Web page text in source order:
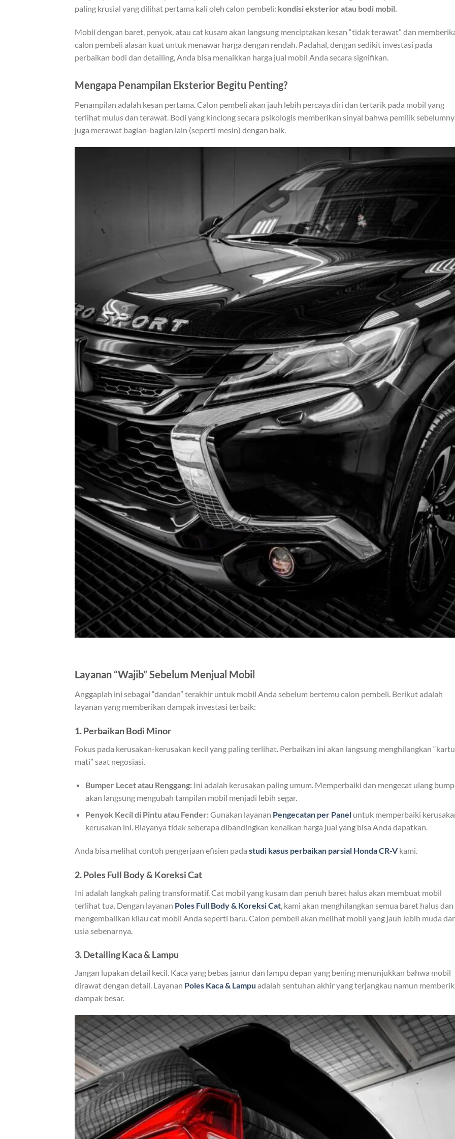
paling krusial yang dilihat pertama kali oleh calon pembeli: kondisi eksterior atau bodi mobil.
Mobil dengan baret, penyok, atau cat kusam akan langsung menciptakan kesan “tidak terawat” dan
calon pembeli alasan kuat untuk menawar harga dengan rendah. Padahal, dengan sedikit investasi pada
perbaikan bodi dan detailing, Anda bisa menaikkan harga jual mobil Anda secara signifikan.
Mengapa Penampilan Eksterior Begitu Penting?
Penampilan adalah kesan pertama. Calon pembeli akan jauh lebih percaya diri dan tertarik pada mobil yang
terlihat mulus dan terawat. Bodi yang kinclong secara psikologis memberikan sinyal bahwa pemilik
juga merawat bagian-bagian lain (seperti mesin) dengan baik.
Layanan “Wajib” Sebelum Menjual Mobil
Anggaplah ini sebagai “dandan” terakhir untuk mobil Anda sebelum bertemu calon pembeli. Berikut adalah
layanan yang memberikan dampak investasi terbaik:
1. Perbaikan Bodi Minor
Fokus pada kerusakan-kerusakan kecil yang paling terlihat. Perbaikan ini akan langsung menghilangkan “kartu
mati” saat negosiasi.
Bumper Lecet atau Renggang:Ini adalah kerusakan paling umum. Memperbaiki dan mengecat ulang
akan langsung mengubah tampilan mobil menjadi lebih segar.
Penyok Kecil di Pintu atau Fender:Gunakan layanan Pengecatan per Paneluntuk memperbaiki
kerusakan ini. Biayanya tidak seberapa dibandingkan kenaikan harga jual yang bisa Anda dapatkan.
Anda bisa melihat contoh pengerjaan efisien pada studi kasus perbaikan parsial Honda CR-Vkami.
2. Poles Full Body & Koreksi Cat
Ini adalah langkah paling transformatif. Cat mobil yang kusam dan penuh baret halus akan membuat mobil
terlihat tua. Dengan layanan Poles Full Body & Koreksi Cat , kami akan menghilangkan semua baret halus dan
mengembalikan kilau cat mobil Anda seperti baru. Calon pembeli akan melihat mobil yang jauh lebih muda
usia sebenarnya.
3. Detailing Kaca & Lampu
Jangan lupakan detail kecil. Kaca yang bebas jamur dan lampu depan yang bening menunjukkan bahwa mobil
dirawat dengan detail. Layanan Poles Kaca & Lampu adalah sentuhan akhir yang terjangkau namun
dampak besar.